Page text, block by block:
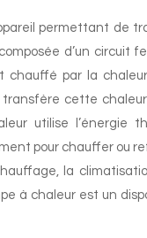
permettant de
d’un circuit
chauffé par la
cette
utilise l’énergie
pour chauffer ou
la
à chaleur est un